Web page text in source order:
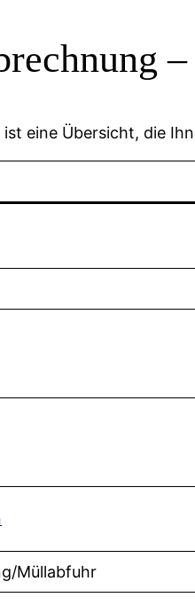
eine Übersicht, die
Müllabfuhr